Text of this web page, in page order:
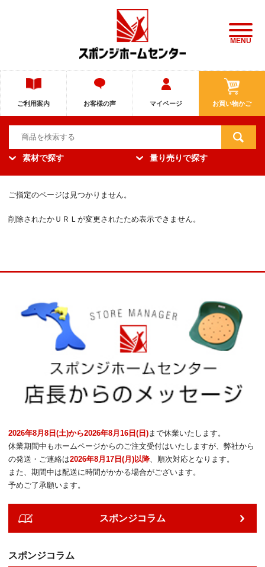
MENU
お買い物かご
マイページ
お客様の声
ご利用案内
素材で探す 量り売りで探す
ご指定のページは見つかりません。
削除されたかＵＲＬが変更されたため表示できません。
2026年8月8日(土)から2026年8月16日(日) まで休業いたします。
休業期間中もホームページからのご注文受付はいたしますが、弊社から
の発送・ご連絡は2026年8月17日(月)以降 、順次対応となります。
また、期間中は配送に時間がかかる場合がございます。
予めご了承願います。
スポンジコラム
スポンジコラム